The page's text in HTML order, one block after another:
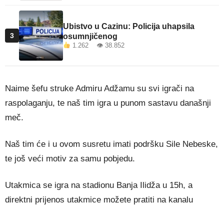
3
Ubistvo u Cazinu: Policija uhapsila
osumnjičenog
1.262 👁 38.852
Naime šefu struke Admiru Adžamu su svi igrači na
raspolaganju, te naš tim igra u punom sastavu današnji
meč.
Naš tim će i u ovom susretu imati podršku Sile Nebeske,
te još veći motiv za samu pobjedu.
Utakmica se igra na stadionu Banja Ilidža u 15h, a
direktni prijenos utakmice možete pratiti na kanalu